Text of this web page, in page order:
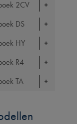
2CV
DS
HY
R4
TA